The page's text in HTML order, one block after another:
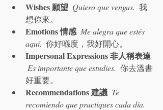
Wishes 願望 Quiero que vengas.
  我
想你來。
Emotions 情感 Me alegra que estés
aquí.
  你好喺度，我好開心。
Impersonal Expressions 非人稱表達
Es importante que estudies.
  你去溫書
好重要。
Recommendations 建議 Te
recomiendo que practiques cada día.